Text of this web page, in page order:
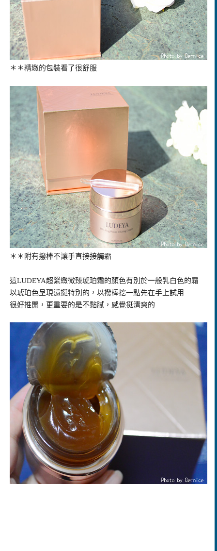
＊＊精緻的包裝看了很舒服
＊＊附有撥棒不讓手直接接觸霜
這LUDEYA超緊緻微臻琥珀霜的顏色有別於一般乳白色的霜
以琥珀色呈現還挺特別的，以撥棒挖一點先在手上試用
很好推開，更重要的是不黏膩，感覺挺清爽的